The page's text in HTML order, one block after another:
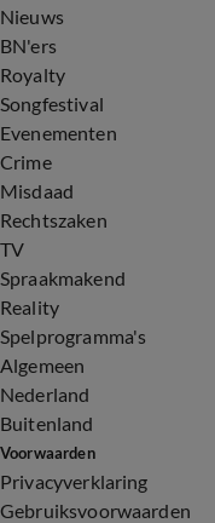
Nieuws
BN'ers
Royalty
Songfestival
Evenementen
Crime
Misdaad
Rechtszaken
TV
Spraakmakend
Reality
Spelprogramma's
Algemeen
Nederland
Buitenland
Voorwaarden
Privacyverklaring
Gebruiksvoorwaarden